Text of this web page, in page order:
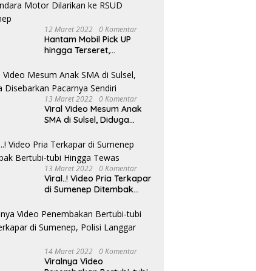
Sangat Tinggi
12 Maret 2022 0 Komentar
Hantam Mobil Pick UP
hingga Terseret,
Dilarikan ke RSUD
Sumenep
13 Maret 2022 0 Komentar
Viral Video Mesum Anak
SMA di Sulsel, Diduga
Sendiri
13 Maret 2022 0 Komentar
Viral..! Video Pria Terkapar
di Sumenep Ditembak
14 Maret 2022 0 Komentar
Viralnya Video